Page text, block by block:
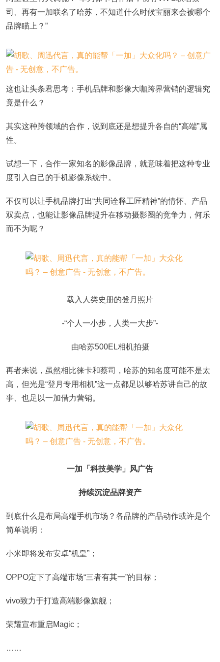
司、再有一加联名了哈苏，不知道什么时候宝丽来会被哪个
品牌瞄上？”
这也让头条君思考：手机品牌和影像大咖跨界营销的逻辑究
竟是什么？
其实这种跨领域的合作，说到底还是想提升各自的“高端”属
性。
试想一下，合作一家知名的影像品牌，就意味着把这种专业
度引入自己的手机影像系统中。
不仅可以让手机品牌打出“共同诠释工匠精神”的情怀、产品
双卖点，也能让影像品牌提升在移动摄影圈的竞争力，何乐
而不为呢？
载入人类史册的登月照片
-“个人一小步，人类一大步”-
由哈苏500EL相机拍摄
再者来说，虽然相比徕卡和蔡司，哈苏的知名度可能不是太
高，但光是“登月专用相机”这一点都足以够哈苏讲自己的故
事、也足以一加借力营销。
一加「科技美学」风广告
持续沉淀品牌资产
到底什么是布局高端手机市场？各品牌的产品动作或许是个
简单说明：
小米即将发布安卓“机皇”；
OPPO定下了高端市场“三者有其一”的目标；
vivo致力于打造高端影像旗舰；
荣耀宣布重启Magic；
……